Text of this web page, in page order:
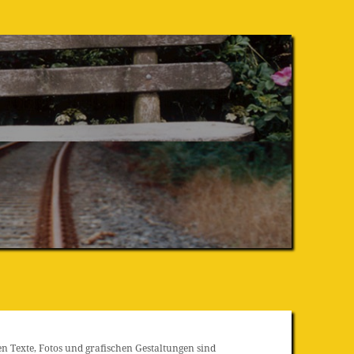
Texte, Fotos und grafischen Gestaltungen sind